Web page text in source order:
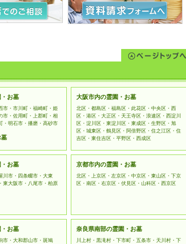
人を特定する情報の参照・変更・削除につきまして
た場合のみ、合理的な範囲で速やかに対応いたしま
ェブサイトにて行われる個人情報の収集に関しまし
SSL（Secure Sockets Layer）暗号化技術を用いて
お墓
市・市川町・福崎町・姫
市・佐用町・上郡町・相
・明石市・播磨・高砂市
大阪市内の霊園・お墓
北区・都島区・福島区・此花区・中央区・西
区・港区・大正区・天王寺区・浪速区・西淀川
区・淀川区・東淀川区・東成区・生野区・旭
区・城東区・鶴見区・阿倍野区・住之江区・住
吉区・東住吉区・平野区・西成区
お墓
川市・四条畷市・大東
東大阪市・八尾市・柏原
京都市内の霊園・お墓
北区・上京区・左京区・中京区・東山区・下京
区・南区・右京区・伏見区・山科区・西京区
お墓
市・大和郡山市・斑鳩
奈良県南部の霊園・お墓
川上村・黒滝村・下市町・五条市・天川村・下